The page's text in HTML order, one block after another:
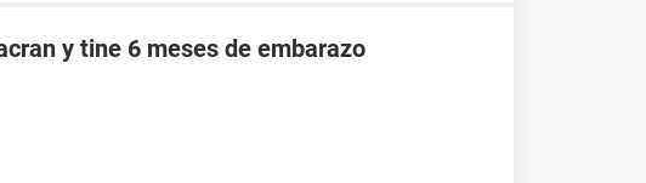
y tine 6 meses de embarazo